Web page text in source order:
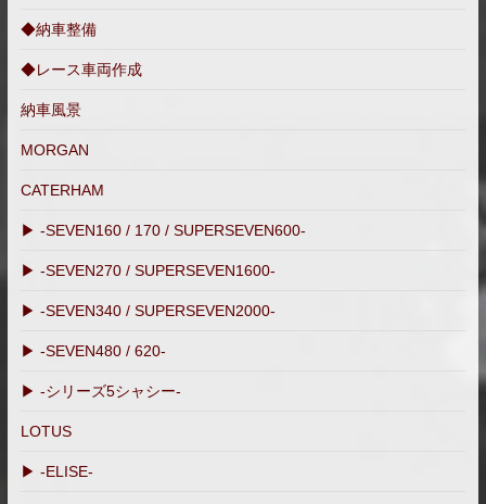
◆納車整備
◆レース車両作成
納車風景
MORGAN
CATERHAM
▶ -SEVEN160 / 170 / SUPERSEVEN600-
▶ -SEVEN270 / SUPERSEVEN1600-
▶ -SEVEN340 / SUPERSEVEN2000-
▶ -SEVEN480 / 620-
▶ -シリーズ5シャシー-
LOTUS
▶ -ELISE-